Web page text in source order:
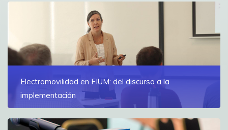
Seleccionada entre más de 10.000 postulantes de todo
el mundo, Camila Ferreira realizará una pasantía de
investigación en el principal laboratorio de física de
partículas del mundo
Ver más
Electromovilidad en FIUM: del discurso a la
implementación
eléctrico fueron parte de una jornada en FIUM sobre